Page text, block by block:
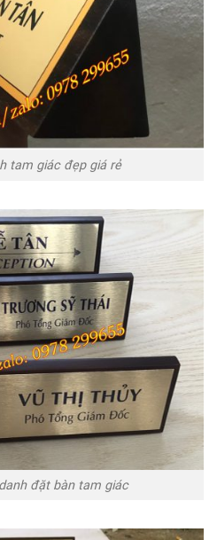
tam giác đẹp giá rẻ
đặt bàn tam giác